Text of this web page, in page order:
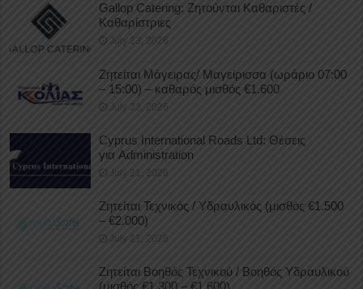
Gallop Catering: Ζητούνται Καθαριστές /
Καθαρίστριες
July 23, 2026
Ζητείται Μάγειρας/ Μαγείρισσα (ωράριο 07:00
– 15:00) – καθαρός μισθός €1.600
July 23, 2026
Cyprus International Roads Ltd: Θέσεις
για Administration
July 21, 2026
Ζητείται Τεχνικός / Υδραυλικός (μισθός €1.500
– €2.000)
July 21, 2026
Ζητείται Βοηθός Τεχνικού / Βοηθός Υδραυλικού
(μισθός €1.300 – €1.600)